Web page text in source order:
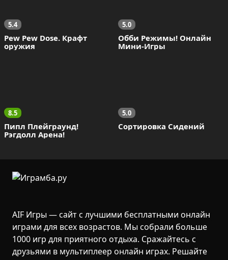
5.4
Pew Pew Dose. Крафт
оружия
5.0
Обби Режимы! Онлайн
Мини-Игры
8.5
Пипл Плейграунд!
Рэгдолл Арена!
5.0
Сортировка Сидений
AIF Игры — сайт с лучшими бесплатными онлайн
играми для всех возрастов. Мы собрали больше
1000 игр для приятного отдыха. Сражайтесь с
друзьями в мультиплеер онлайн играх. Решайте